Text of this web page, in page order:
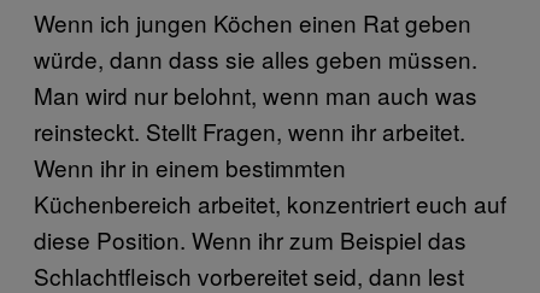
Wenn ich jungen Köchen einen Rat geben
würde, dann dass sie alles geben müssen.
Man wird nur belohnt, wenn man auch was
reinsteckt. Stellt Fragen, wenn ihr arbeitet.
Wenn ihr in einem bestimmten
Küchenbereich arbeitet, konzentriert euch auf
diese Position. Wenn ihr zum Beispiel das
Schlachtfleisch vorbereitet seid, dann lest